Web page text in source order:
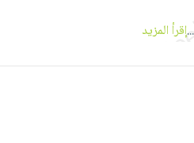
...إقرأ المزيد